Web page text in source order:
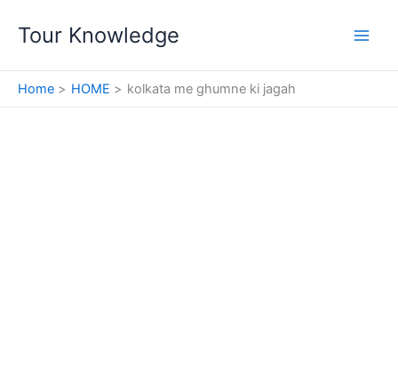
Tour Knowledge
Home HOME kolkata me ghumne ki jagah